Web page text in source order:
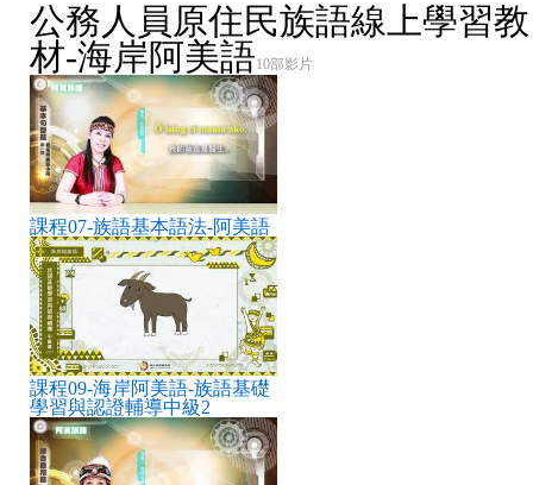
公務人員原住民族語線上學習教
材-海岸阿美語10部影片
課程07-族語基本語法-阿美語
課程09-海岸阿美語-族語基礎
學習與認證輔導中級2